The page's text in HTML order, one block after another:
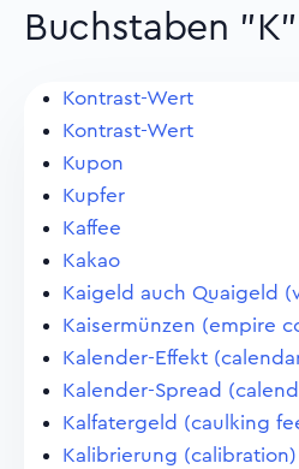
Buchstaben "K"
Kontrast-Wert
Kontrast-Wert
Kupon
Kupfer
Kaffee
Kakao
Kaigeld auch Quaigeld
Kaisermünzen (empire
Kalender-Effekt
Kalender-Spread
Kalfatergeld (caulking
Kalibrierung (calibration)